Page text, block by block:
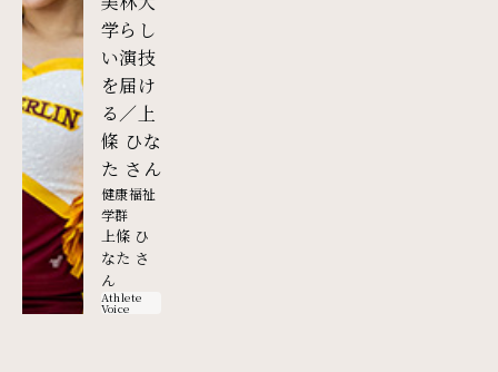
学らし
い演技
を届け
る／上
條 ひな
た さん外部リンク
健康福祉
学群
上條 ひ
なた さ
ん
Athlete
Voice